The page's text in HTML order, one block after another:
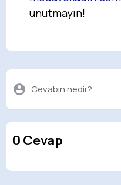
unutmayın!
Cevabın nedir?
0 Cevap